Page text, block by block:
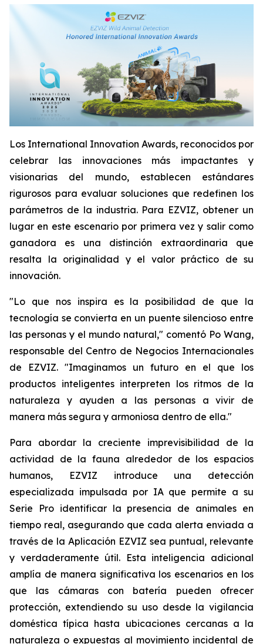
Los International Innovation Awards, reconocidos por
celebrar las innovaciones más impactantes y
visionarias del mundo, establecen estándares
rigurosos para evaluar soluciones que redefinen los
parámetros de la industria. Para EZVIZ, obtener un
lugar en este escenario por primera vez y salir como
ganadora es una distinción extraordinaria que
resalta la originalidad y el valor práctico de su
innovación.
"Lo que nos inspira es la posibilidad de que la
tecnología se convierta en un puente silencioso entre
las personas y el mundo natural," comentó Po Wang,
responsable del Centro de Negocios Internacionales
de EZVIZ. "Imaginamos un futuro en el que los
productos inteligentes interpreten los ritmos de la
naturaleza y ayuden a las personas a vivir de
manera más segura y armoniosa dentro de ella."
Para abordar la creciente imprevisibilidad de la
actividad de la fauna alrededor de los espacios
humanos, EZVIZ introduce una detección
especializada impulsada por IA que permite a su
Serie Pro identificar la presencia de animales en
tiempo real, asegurando que cada alerta enviada a
través de la Aplicación EZVIZ sea puntual, relevante
y verdaderamente útil. Esta inteligencia adicional
amplía de manera significativa los escenarios en los
que las cámaras con batería pueden ofrecer
protección, extendiendo su uso desde la vigilancia
doméstica típica hasta ubicaciones cercanas a la
naturaleza o expuestas al movimiento incidental de